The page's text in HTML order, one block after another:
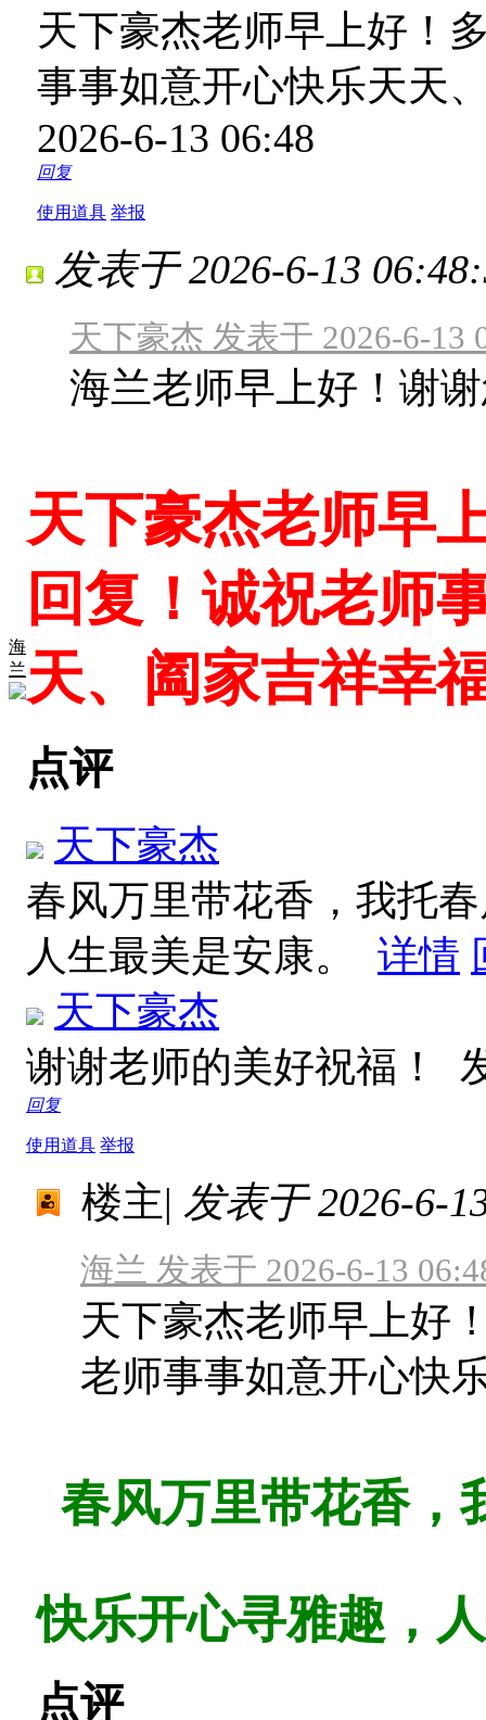
天下豪杰老师早上好！
事事如意开心快乐天天
2026-6-13 06:48
回复
使用道具 举报
海
兰
发表于 2026-6-13
天下豪杰 发表于 2026-6-13
海兰老师早上好！谢
天下豪杰老师早
回复！诚祝老师
天、阖家吉祥幸
点评
天下豪杰
春风万里带花香，我托
人生最美是安康。 详情
天下豪杰
谢谢老师的美好祝福！
回复
使用道具 举报
楼主| 发表于 2026-6-
海兰 发表于 2026-6-13
天下豪杰老师早上好
老师事事如意开心快
春风万里带花香，
快乐开心寻雅趣，
点评